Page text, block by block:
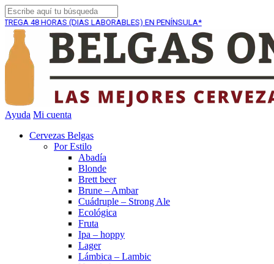
(DIAS LABORABLES) EN PENÍNSULA*
Ayuda Mi cuenta
Cervezas Belgas
Por Estilo
Abadía
Blonde
Brett beer
Brune – Ambar
Cuádruple – Strong Ale
Ecológica
Fruta
Ipa – hoppy
Lager
Lámbica – Lambic